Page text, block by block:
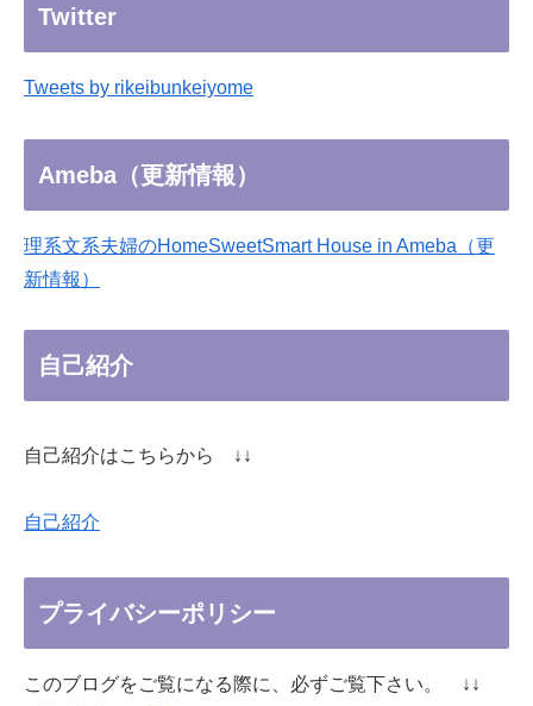
Twitter
Tweets by rikeibunkeiyome
Ameba（更新情報）
理系文系夫婦のHomeSweetSmart House in Ameba（更
新情報）
自己紹介
自己紹介はこちらから ↓↓
自己紹介
プライバシーポリシー
このブログをご覧になる際に、必ずご覧下さい。 ↓↓